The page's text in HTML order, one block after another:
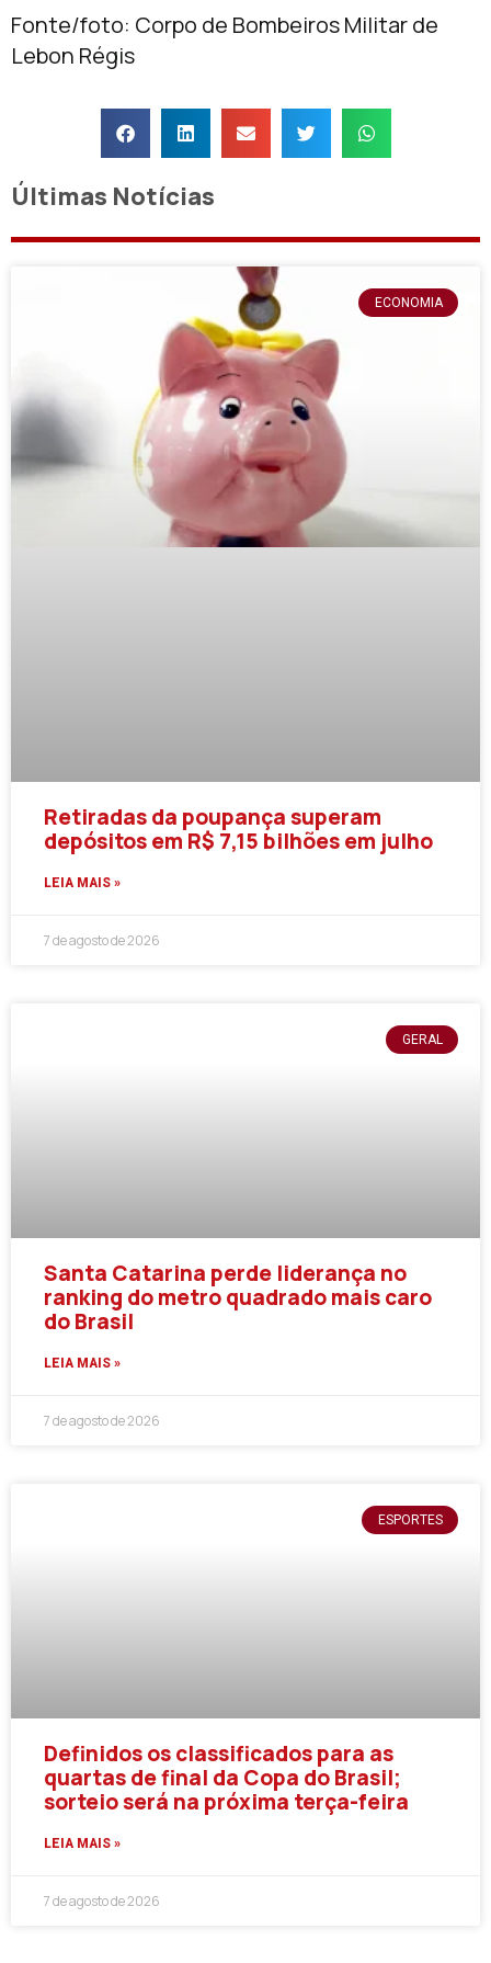
Fonte/foto: Corpo de Bombeiros Militar de
Lebon Régis
Últimas Notícias
ECONOMIA
Retiradas da poupança superam
depósitos em R$ 7,15 bilhões em julho
LEIA MAIS »
7 de agosto de 2026
GERAL
Santa Catarina perde liderança no
ranking do metro quadrado mais caro
do Brasil
LEIA MAIS »
7 de agosto de 2026
ESPORTES
Definidos os classificados para as
quartas de final da Copa do Brasil;
sorteio será na próxima terça-feira
LEIA MAIS »
7 de agosto de 2026